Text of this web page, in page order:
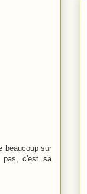
beaucoup sur
pas, c'est sa